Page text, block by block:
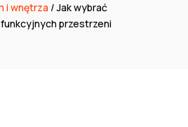
i wnętrza /Jak wybrać
przestrzeni